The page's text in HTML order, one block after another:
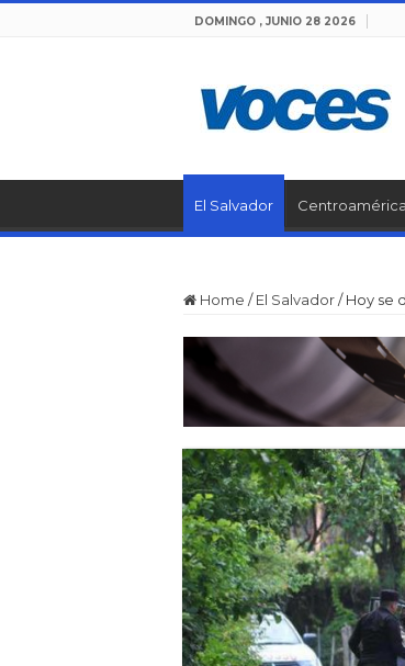
DOMINGO , JUNIO 28 2026
El Salvador Centroamérica
Home / El Salvador/ Hoy se